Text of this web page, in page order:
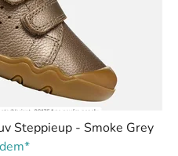
Steppieup - Smoke Grey